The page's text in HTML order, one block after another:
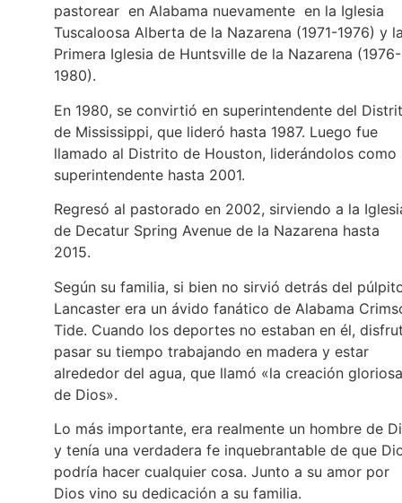
pastorear en Alabama nuevamente en la Iglesia
Tuscaloosa Alberta de la Nazarena (1971-1976) y
Primera Iglesia de Huntsville de la Nazarena (1976-
1980).
En 1980, se convirtió en superintendente del
de Mississippi, que lideró hasta 1987. Luego fue
llamado al Distrito de Houston, liderándolos como
superintendente hasta 2001.
Regresó al pastorado en 2002, sirviendo a la
de Decatur Spring Avenue de la Nazarena hasta
2015.
Según su familia, si bien no sirvió detrás del
Lancaster era un ávido fanático de Alabama
Tide. Cuando los deportes no estaban en él,
pasar su tiempo trabajando en madera y estar
alrededor del agua, que llamó «la creación gloriosa
de Dios».
Lo más importante, era realmente un hombre de
y tenía una verdadera fe inquebrantable de que
podría hacer cualquier cosa. Junto a su amor por
Dios vino su dedicación a su familia.